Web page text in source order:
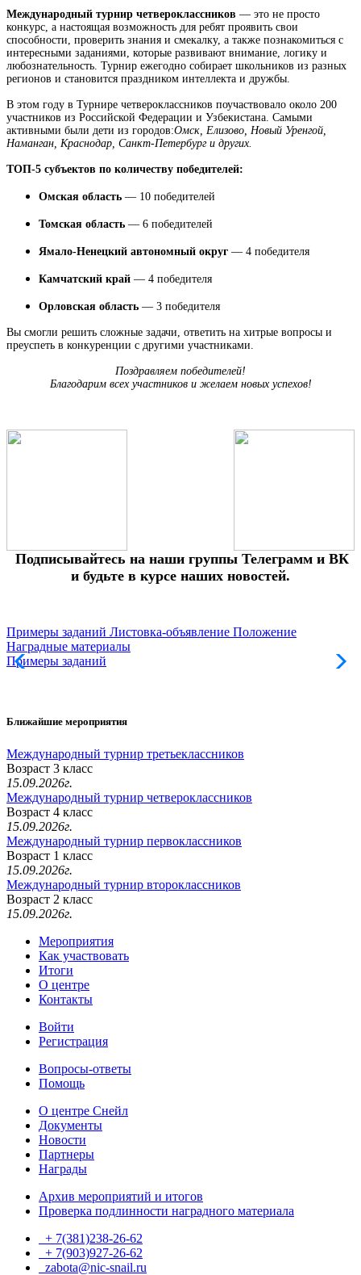
Международный турнир четвероклассников — это не просто
конкурс, а настоящая возможность для ребят проявить свои
способности, проверить знания и смекалку, а также познакомиться с
интересными заданиями, которые развивают внимание, логику и
любознательность. Турнир ежегодно собирает школьников из разных
регионов и становится праздником интеллекта и дружбы.
В этом году в Турнире четвероклассников поучаствовало около 200
участников из Российской Федерации и Узбекистана. Самыми
активными были дети из городов:Омск, Елизово, Новый Уренгой,
Наманган, Краснодар, Санкт-Петербург и других.
ТОП-5 субъектов по количеству победителей:
Омская область — 10 победителей
Томская область — 6 победителей
Ямало-Ненецкий автономный округ — 4 победителя
Камчатский край — 4 победителя
Орловская область — 3 победителя​
Вы смогли решить сложные задачи, ответить на хитрые вопросы и
преуспеть в конкуренции с другими участниками.
Поздравляем победителей!
Благодарим всех участников и желаем новых успехов!
Подписывайтесь на наши группы Телеграмм и ВК
и будьте в курсе наших новостей.
Примеры заданий Листовка-объявление Положение
Наградные материалы
Примеры заданий
Ближайшие мероприятия
Международный турнир третьеклассников
Возраст 3 класс
15.09.2026г.
Международный турнир четвероклассников
Возраст 4 класс
15.09.2026г.
Международный турнир первоклассников
Возраст 1 класс
15.09.2026г.
Международный турнир второклассников
Возраст 2 класс
15.09.2026г.
Мероприятия
Как участвовать
Итоги
О центре
Контакты
Войти
Регистрация
Вопросы-ответы
Помощь
О центре Снейл
Документы
Новости
Партнеры
Награды
Архив мероприятий и итогов
Проверка подлинности наградного материала
+ 7(381)238-26-62
+ 7(903)927-26-62
zabota@nic-snail.ru